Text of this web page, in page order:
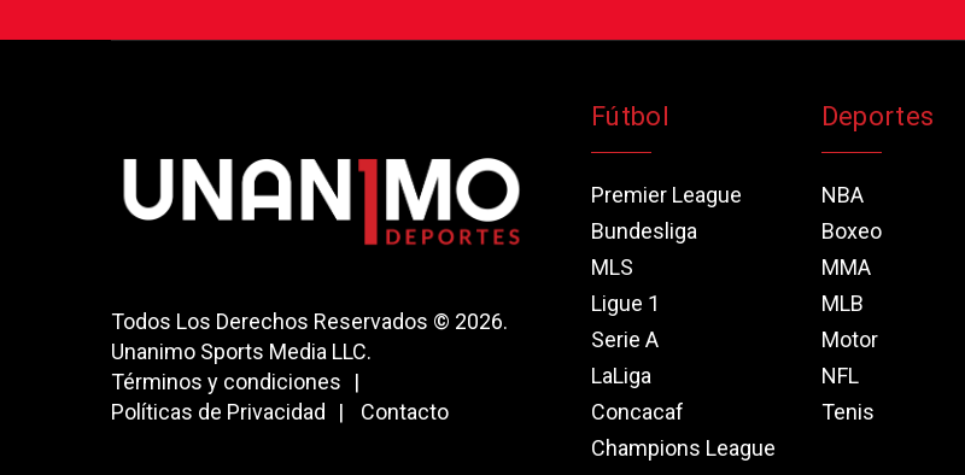
Todos Los Derechos Reservados © 2026.
Unanimo Sports Media LLC.
Términos y condiciones
Políticas de Privacidad
Contacto
Fútbol
Premier League
Bundesliga
MLS
Ligue 1
Serie A
LaLiga
Concacaf
Champions League
Deportes
NBA
Boxeo
MMA
MLB
Motor
NFL
Tenis